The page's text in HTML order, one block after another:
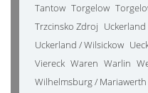
Tantow Torgelow
Trzcinsko Zdroj Uckerland
Uckerland / Wilsickow
Viereck Waren Warlin
Wilhelmsburg / Mariawerth